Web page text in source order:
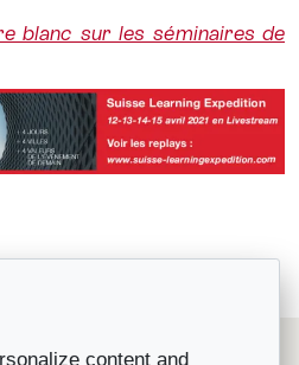
blanc sur les séminaires de
#3 Profiter de...
(SCIB) est une organisation
content and